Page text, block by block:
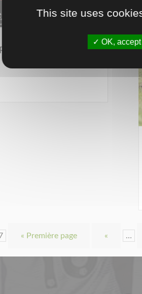
2020
« Première page « …
This site uses
OK, accept